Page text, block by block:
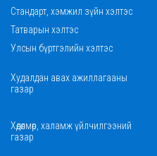
Стандарт, хэмжил зүйн хэлтэс
Татварын хэлтэс
Улсын бүртгэлийн хэлтэс
Худалдан авах ажиллагааны
газар
Хөдөлмөр, халамж үйлчилгээний
газар